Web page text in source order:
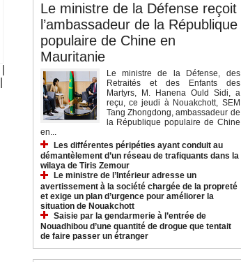
Le ministre de la Défense reçoit
l’ambassadeur de la République
populaire de Chine en
Mauritanie
Le ministre de la Défense, des
Retraités et des Enfants des
Martyrs, M. Hanena Ould Sidi, a
reçu, ce jeudi à Nouakchott, SEM
Tang Zhongdong, ambassadeur de
la République populaire de Chine
en...
Les différentes péripéties ayant conduit au
démantèlement d’un réseau de trafiquants dans la
wilaya de Tiris Zemour
Le ministre de l’Intérieur adresse un
avertissement à la société chargée de la propreté
et exige un plan d’urgence pour améliorer la
situation de Nouakchott
Saisie par la gendarmerie à l’entrée de
Nouadhibou d’une quantité de drogue que tentait
de faire passer un étranger